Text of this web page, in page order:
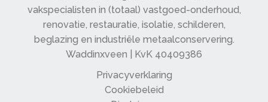
vakspecialisten in (totaal) vastgoed-onderhoud,
renovatie, restauratie, isolatie, schilderen,
beglazing en industriële metaalconservering.
Waddinxveen | KvK 40409386
Privacyverklaring
Cookiebeleid